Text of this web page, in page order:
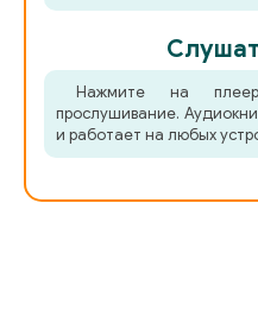
Нажмите на
прослушивание.
и работает на любых